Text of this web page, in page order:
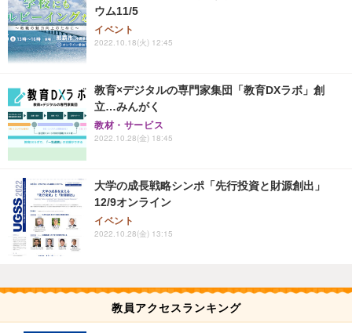
ウム11/5
イベント
2022.10.18(火) 12:45
教育×デジタルの専門家集団「教育DXラボ」創
立…みんがく
教材・サービス
2022.10.28(金) 18:45
大学の成長戦略シンポ「先行投資と財源創出」
12/9オンライン
イベント
2022.10.28(金) 13:15
教員アクセスランキング